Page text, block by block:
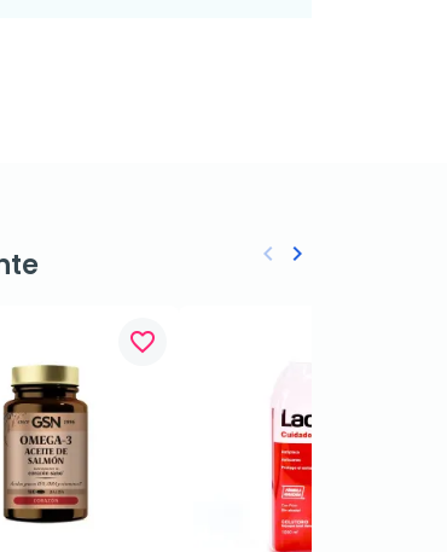
favorite_border
Anterior
keyboard_arrow_left Siguiente
keyboard_arrow_right